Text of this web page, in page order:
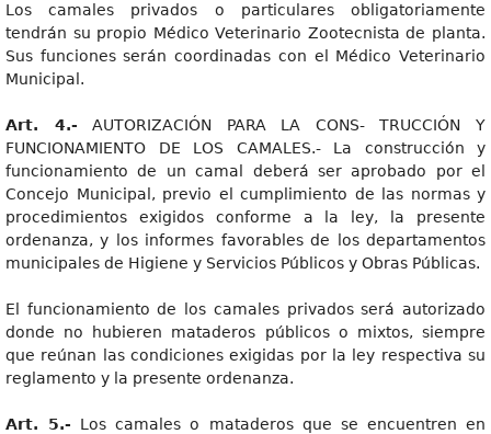
Los camales privados o particulares obligatoriamente
tendrán su propio Médico Veterinario Zootecnista de planta.
Sus funciones serán coordinadas con el Médico Veterinario
Municipal.
Art. 4.- AUTORIZACIÓN PARA LA CONS- TRUCCIÓN Y
FUNCIONAMIENTO DE LOS CAMALES.- La construcción y
funcionamiento de un camal deberá ser aprobado por el
Concejo Municipal, previo el cumplimiento de las normas y
procedimientos exigidos conforme a la ley, la presente
ordenanza, y los informes favorables de los departamentos
municipales de Higiene y Servicios Públicos y Obras Públicas.
El funcionamiento de los camales privados será autorizado
donde no hubieren mataderos públicos o mixtos, siempre
que reúnan las condiciones exigidas por la ley respectiva su
reglamento y la presente ordenanza.
Art. 5.- Los camales o mataderos que se encuentren en